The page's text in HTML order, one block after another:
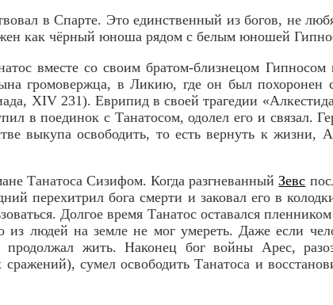
в Спарте. Это единственный из богов, не
как чёрный юноша рядом с белым юношей
вместе со своим братом-близнецом Гипносом
громовержца, в Ликию, где он был похоронен
XIV 231). Еврипид в своей трагедии
в поединок с Танатосом, одолел его и связал.
выкупа освободить, то есть вернуть к жизни,
Танатоса Сизифом. Когда разгневанныйЗевс
перехитрил бога смерти и заковал его в
Долгое время Танатос оставался
из людей на земле не мог умереть. Даже если
продолжал жить. Наконец бог войны Арес,
сумел освободить Танатоса и